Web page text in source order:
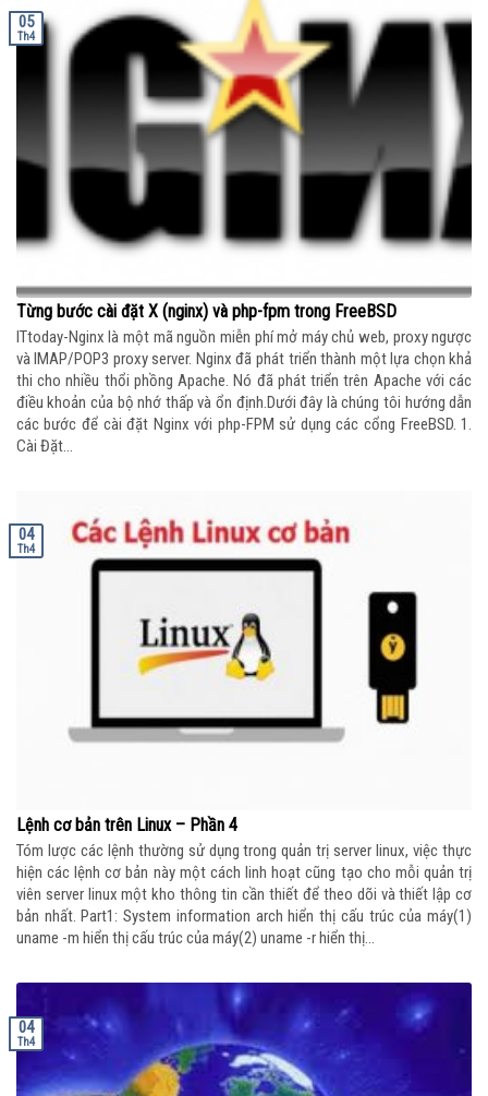
Từng bước cài đặt X (nginx) và php-fpm trong FreeBSD
ITtoday-Nginx là một mã nguồn miễn phí mở máy chủ web, proxy ngược
và IMAP/POP3 proxy server. Nginx đã phát triển thành một lựa chọn khả
thi cho nhiều thổi phồng Apache. Nó đã phát triển trên Apache với các
điều khoản của bộ nhớ thấp và ổn định.Dưới đây là chúng tôi hướng dẫn
các bước để cài đặt Nginx với php-FPM sử dụng các cổng FreeBSD. 1.
Cài Đặt...
05
Th4
Lệnh cơ bản trên Linux – Phần 4
Tóm lược các lệnh thường sử dụng trong quản trị server linux, việc thực
hiện các lệnh cơ bản này một cách linh hoạt cũng tạo cho mỗi quản trị
viên server linux một kho thông tin cần thiết để theo dõi và thiết lập cơ
bản nhất. Part1: System information arch hiển thị cấu trúc của máy(1)
uname -m hiển thị cấu trúc của máy(2) uname -r hiển thị...
04
Th4
04
Th4